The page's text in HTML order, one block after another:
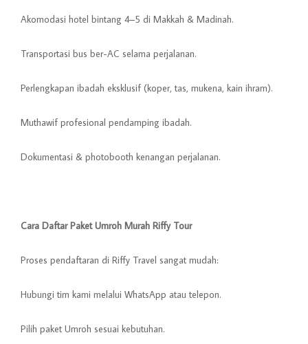
Akomodasi hotel bintang 4–5 di Makkah & Madinah.
Transportasi bus ber-AC selama perjalanan.
Perlengkapan ibadah eksklusif (koper, tas, mukena, kain ihram).
Muthawif profesional pendamping ibadah.
Dokumentasi & photobooth kenangan perjalanan.
Cara Daftar Paket Umroh Murah Riffy Tour
Proses pendaftaran di Riffy Travel sangat mudah:
Hubungi tim kami melalui WhatsApp atau telepon.
Pilih paket Umroh sesuai kebutuhan.